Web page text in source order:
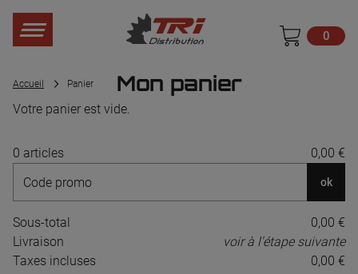
0
Accueil Panier Mon panier
Votre panier est vide.
0 articles 0,00 €
ok
Sous-total
0,00 €
Livraison
voir à l'étape suivante
Taxes incluses
0,00 €